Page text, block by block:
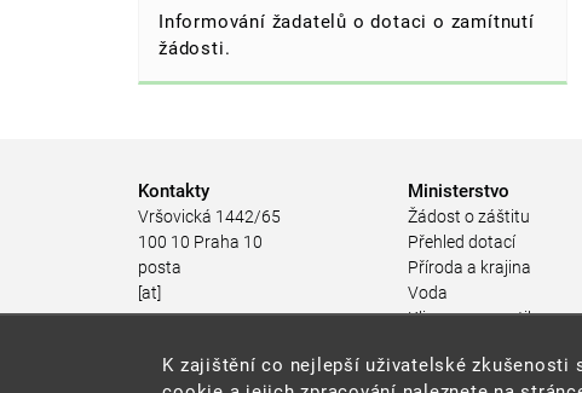
Informování žadatelů o dotaci o zamítnutí
žádosti.
Kontakty
Vršovická 1442/65
100 10 Praha 10
posta
[at]
mzp.gov.cz
+420 267 121 111
Ministerstvo
Žádost o záštitu
Přehled dotací
Příroda a krajina
Voda
Klima a energetika
Odpadové
K zajištění co nejlepší uživatelské zkušenosti